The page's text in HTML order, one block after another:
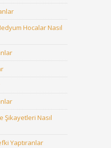
Hocalar Nasıl
Şikayetleri Nasıl
Yaptıranlar